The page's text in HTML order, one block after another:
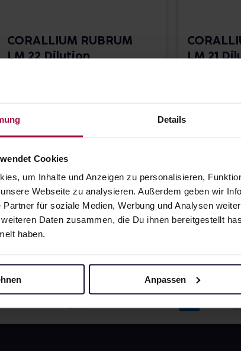
Details
Cookies
um Inhalte und Anzeigen zu personalisieren,
Webseite zu analysieren. Außerdem geben wir
Partner für soziale Medien, Werbung und Analysen
Daten zusammen, die Du ihnen bereitgestellt
haben.
Anpassen
CORALLIUM RUBRUM
LM 22 Dilution
17,66
LM 21